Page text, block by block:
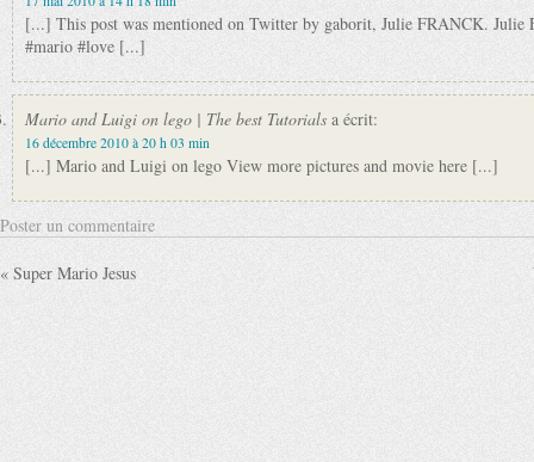
[...] This post was mentioned on Twitter by gaborit, Julie FRANCK.
#mario #love [...]
Mario and Luigi on lego | The best Tutorials a écrit:
16 décembre 2010 à 20 h 03 min
[...] Mario and Luigi on lego View more pictures and movie here [...]
Poster un commentaire
« Super Mario Jesus